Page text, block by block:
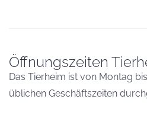
Öffnungszeiten
Das Tierheim ist von Montag
üblichen Geschäftszeiten